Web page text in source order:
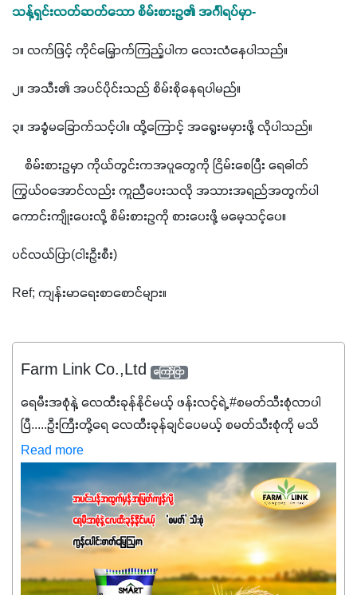
သန့်ရှင်းလတ်ဆတ်သော စိမ်းစားဥ၏ အင်္ဂါရပ်မှာ-
၁။ လက်ဖြင့် ကိုင်မြှောက်ကြည့်ပါက လေးလံနေပါသည်။
၂။ အသီး၏ အပင်ပိုင်းသည် စိမ်းစိုနေရပါမည်။
၃။ အခွံမခြောက်သင့်ပါ။ ထို့ကြောင့် အရွေးမမှားဖို့ လိုပါသည်။
စိမ်းစားဥမှာ ကိုယ်တွင်းကအပူတွေကို ငြိမ်းစေပြီး ရေဓါတ်
ကြွယ်ဝအောင်လည်း ကူညီပေးသလို အသားအရည်အတွက်ပါ
ကောင်းကျိုးပေးလို့ စိမ်းစားဥကို စားပေးဖို့ မမေ့သင့်ပေ။
ပင်လယ်ပြာ(ငါးဦးစီး)
Ref; ကျန်းမာရေးစာစောင်များ။
Farm Link Co.,Ltd ကြော်ငြာ
ရေမီးအစုံနဲ့ လေထီးခုန်နိုင်မယ့် ဖန်းလင့်ရဲ့ #စမတ်သီးစုံလာပါ
ပြီ.....ဦးကြီးတို့ရေ ‌လေထီးခုန်ချင်ပေမယ့် စမတ်သီးစုံကို မသိ
သေးရင်တော့ ဒီစာလေးကို ဆက်ဖတ်‌ပေးပါ #စမတ်သီးစုံဆိုတာ
အပင်တိုင်းအတွက် အဓိကအာဟာရNPK (19:7:8)နဲ့ #ဟူးမစ်
အက်စစ်တို့ အချိုးကျ ပေါင်းစပ်ထားတဲ့ ကွန်ပေါင်း
ဓာတ်မြေဩဇာဖြစ်ပါတယ်။ အဓိကအကျိုးကျေးဇူးတွေအနေနဲ့
ကတော့ နိုက်ထရိုဂျင် 19%ပါဝင်တဲ့အတွက် ကလိုရိုဖီးလ်ဖွဲ့စည်း
မှုကို အားပေးကာ သီးနှံပင်များ၏အရွက်များစိမ်းလန်းသန်စွမ်း
ပြီး အစာချက်လုပ်မှုအားကောင်းစေပါတယ်။ အပင်၏ပင်ပိုင်း
Read more